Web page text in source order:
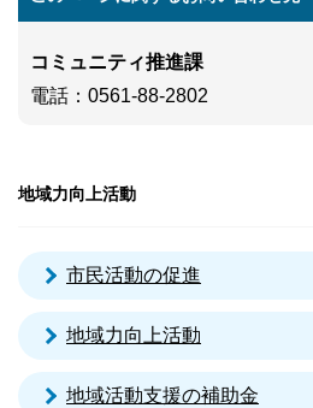
コミュニティ推進課
電話 ：0561-88-2802
地域力向上活動
市民活動の促進
地域力向上活動
地域活動支援の補助金